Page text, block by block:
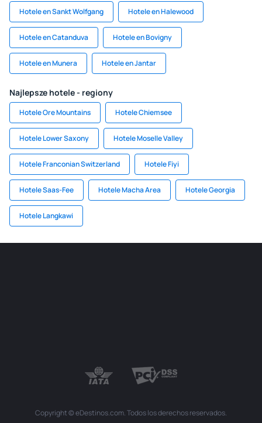
Hotele en Sankt Wolfgang Hotele en Halewood
Hotele en Catanduva Hotele en Bovigny
Hotele en Munera Hotele en Jantar
Najlepsze hotele - regiony
Hotele Ore Mountains Hotele Chiemsee
Hotele Lower Saxony Hotele Moselle Valley
Hotele Franconian Switzerland Hotele Fiyi
Hotele Saas-Fee Hotele Macha Area Hotele Georgia
Hotele Langkawi
Copyright © eDestinos.com. Todos los derechos reservados.